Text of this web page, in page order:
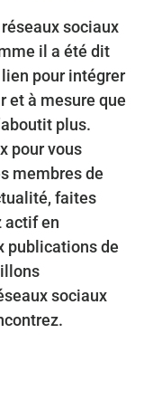
sociaux
il a été dit
pour intégrer
et à mesure que
plus.
pour vous
membres de
faites
actif en
publications de
sociaux